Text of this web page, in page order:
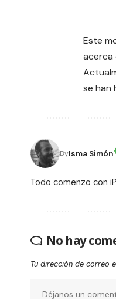
Este
acerca
se han
ByIsma Simón
Todo comenzo con
No hay
Tu dirección de correo